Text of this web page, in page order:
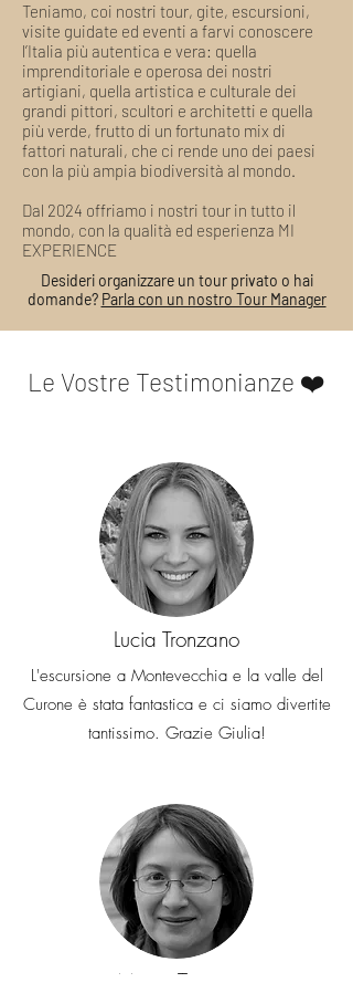
Teniamo, coi nostri tour, gite, escursioni,
visite guidate ed eventi a farvi conoscere
l’Italia più autentica e vera: quella
imprenditoriale e operosa dei nostri
artigiani, quella artistica e culturale dei
grandi pittori, scultori e architetti e quella
più verde, frutto di un fortunato mix di
fattori naturali, che ci rende uno dei paesi
con la più ampia biodiversità al mondo.
Dal 2024 offriamo i nostri tour in tutto il
mondo, con la qualità ed esperienza MI
EXPERIENCE
Desideri organizzare un tour privato o hai
domande? Parla con un nostro Tour Manager
Le Vostre Testimonianze ❤️
Lucia Tronzano
L'escursione a Montevecchia e la valle del
Curone è stata fantastica e ci siamo divertite
tantissimo. Grazie Giulia!
Maria Trazza